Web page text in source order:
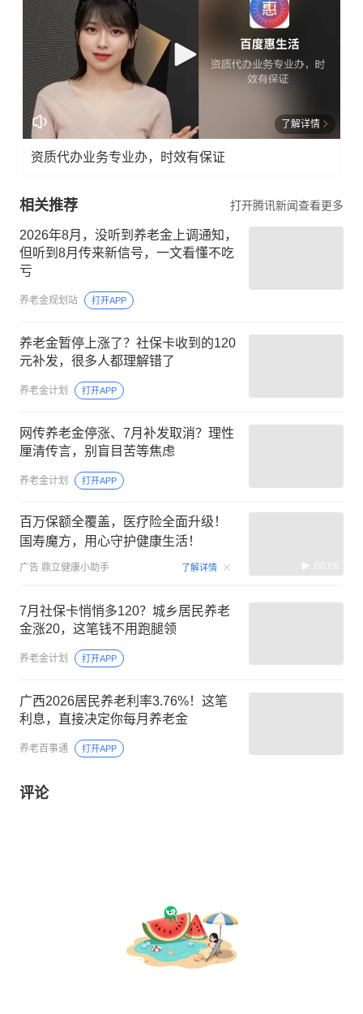
了解详情
资质代办业务专业办，时效有保证
相关推荐 打开腾讯新闻查看更多
2026年8月，没听到养老金上调通知，
但听到8月传来新信号，一文看懂不吃
亏
养老金规划站 打开APP
养老金暂停上涨了？社保卡收到的120
元补发，很多人都理解错了
养老金计划 打开APP
网传养老金停涨、7月补发取消？理性
厘清传言，别盲目苦等焦虑
养老金计划 打开APP
百万保额全覆盖，医疗险全面升级！
国寿魔方，用心守护健康生活！
广告 鼎立健康小助手 了解详情 00:06
7月社保卡悄悄多120？城乡居民养老
金涨20，这笔钱不用跑腿领
养老金计划 打开APP
广西2026居民养老利率3.76%！这笔
利息，直接决定你每月养老金
养老百事通 打开APP
评论